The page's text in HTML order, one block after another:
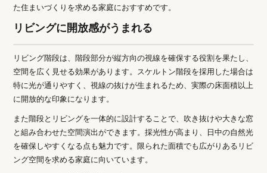
た住まいづくりを求める家庭におすすめです。
リビングに開放感がうまれる
リビング階段は、階段部分が縦方向の視線を確保する役割を果たし、
空間を広く見せる効果があります。スケルトン階段を採用した場合は
特に光が通りやすく、視線の抜けが生まれるため、実際の床面積以上
に開放的な印象になります。
また階段とリビングを一体的に設計することで、吹き抜けや大きな窓
と組み合わせた空間演出ができます。採光性が高まり、日中の自然光
を確保しやすくなる点も魅力です。限られた面積でも広がりあるリビ
ング空間を求める家庭に向いています。